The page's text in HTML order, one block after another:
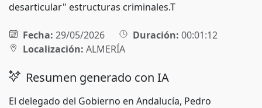
desarticular" estructuras criminales.T
Fecha: 29/05/2026 Duración: 00:01:12
Localización: ALMERÍA
Resumen generado con IA
El delegado del Gobierno en Andalucía, Pedro